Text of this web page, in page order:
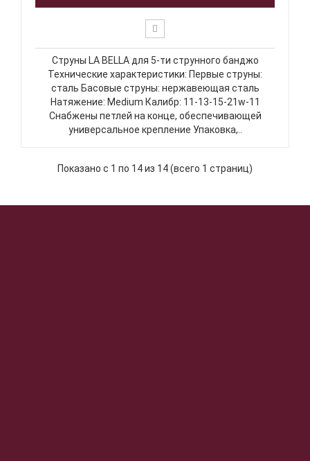
Струны LA BELLA для 5-ти струнного банджо
Технические характеристики: Первые струны:
сталь Басовые струны: нержавеющая сталь
Натяжение: Medium Калибр: 11-13-15-21w-11
Снабжены петлей на конце, обеспечивающей
универсальное крепление Упаковка,..
Показано с 1 по 14 из 14 (всего 1 страниц)